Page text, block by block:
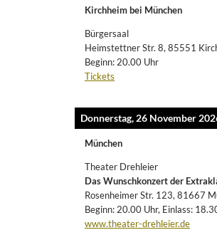
Kirchheim bei München
Bürgersaal
Heimstettner Str. 8, 85551
Beginn: 20.00 Uhr
Tickets
Donnerstag, 26 November
München
Theater Drehleier
Das Wunschkonzert der
Rosenheimer Str. 123, 81667
Beginn: 20.00 Uhr, Einlass:
www.theater-drehleier.de